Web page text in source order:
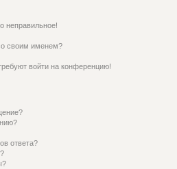
неправильное!
своим именем?
войти на конференцию!
ответа?